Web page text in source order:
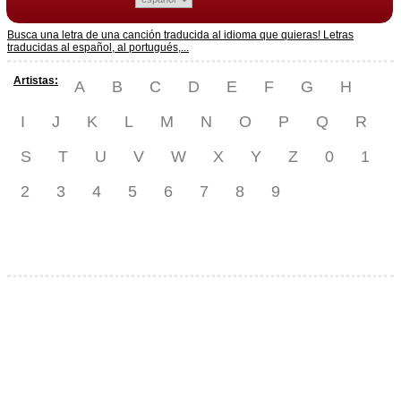
Busca una letra de una canción traducida al idioma que quieras! Letras
traducidas al español, al portugués,...
Artistas: A B C D E F G
H
I
J K L M N O P Q
R
S
T U V W X Y Z 0
1
2
3 4 5 6 7 8 9